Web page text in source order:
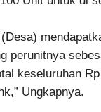
perunitnya
keseluruhan
Ungkapnya.